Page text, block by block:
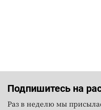
Подпишитесь на
Раз в неделю мы